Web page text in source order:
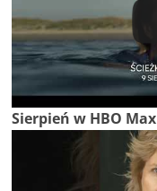
Sierpień w HBO Max